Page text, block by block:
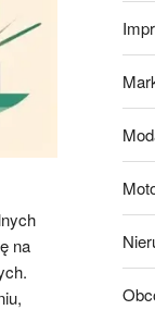
na